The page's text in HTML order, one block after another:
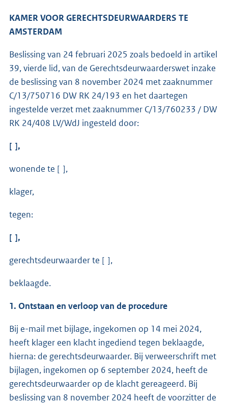
KAMER VOOR GERECHTSDEURWAARDERS TE
AMSTERDAM
Beslissing van 24 februari 2025 zoals bedoeld in artikel
39, vierde lid, van de Gerechtsdeurwaarderswet inzake
de beslissing van 8 november 2024 met zaaknummer
C/13/750716 DW RK 24/193 en het daartegen
ingestelde verzet met zaaknummer C/13/760233 / DW
RK 24/408 LV/WdJ ingesteld door:
[ ],
wonende te [ ],
klager,
tegen:
[ ],
gerechtsdeurwaarder te [ ],
beklaagde.
1. Ontstaan en verloop van de procedure
Bij e-mail met bijlage, ingekomen op 14 mei 2024,
heeft klager een klacht ingediend tegen beklaagde,
hierna: de gerechtsdeurwaarder. Bij verweerschrift met
bijlagen, ingekomen op 6 september 2024, heeft de
gerechtsdeurwaarder op de klacht gereageerd. Bij
beslissing van 8 november 2024 heeft de voorzitter de